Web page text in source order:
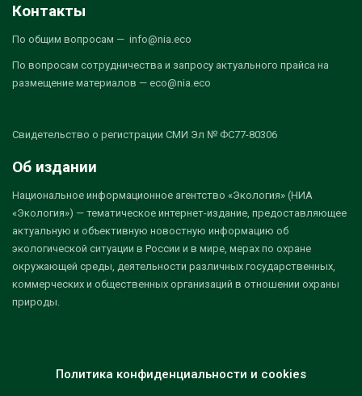
Контакты
По общим вопросам — info@nia.eco
По вопросам сотрудничества и запросу актуального прайса на
размещение материалов — eco@nia.eco
Свидетельство о регистрации СМИ Эл № ФС77-80306
Об издании
Национальное информационное агентство «Экология» (НИА
«Экология») — тематическое интернет-издание, предоставляющее
актуальную и объективную новостную информацию об
экологической ситуации в России и в мире, мерах по охране
окружающей среды, деятельности различных государственных,
коммерческих и общественных организаций в отношении охраны
природы.
Политика конфиденциальности и cookies